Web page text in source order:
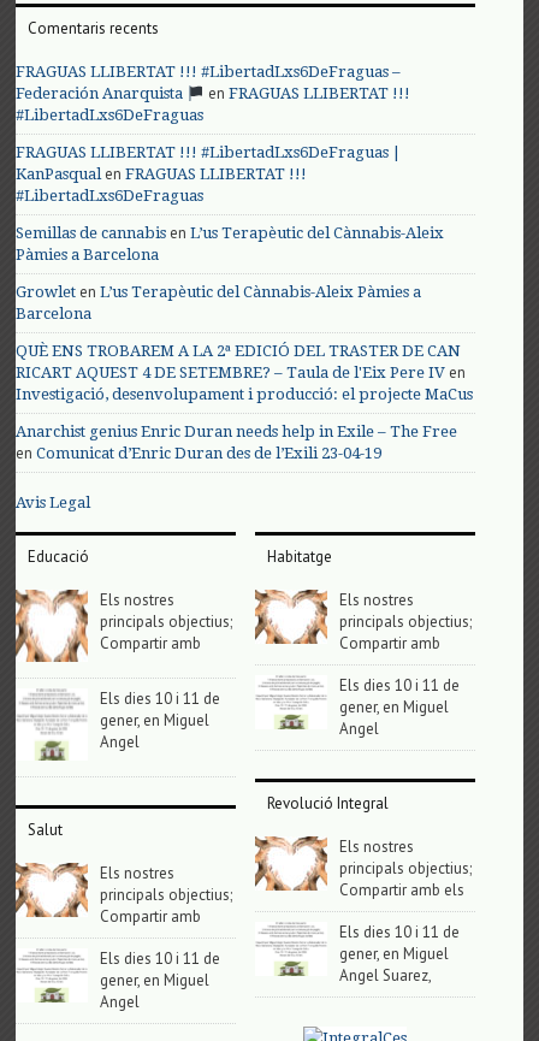
Comentaris recents
FRAGUAS LLIBERTAT !!! #LibertadLxs6DeFraguas –
Federación Anarquista
enFRAGUAS LLIBERTAT !!!
#LibertadLxs6DeFraguas
FRAGUAS LLIBERTAT !!! #LibertadLxs6DeFraguas |
KanPasqualenFRAGUAS LLIBERTAT !!!
#LibertadLxs6DeFraguas
Semillas de cannabis enL’us Terapèutic del Cànnabis-Aleix
Pàmies a Barcelona
Growlet enL’us Terapèutic del Cànnabis-Aleix Pàmies a
Barcelona
QUÈ ENS TROBAREM A LA 2ª EDICIÓ DEL TRASTER DE CAN
RICART AQUEST 4 DE SETEMBRE? – Taula de l'Eix Pere IV en
Investigació, desenvolupament i producció: el projecte MaCus
Anarchist genius Enric Duran needs help in Exile – The Free
enComunicat d’Enric Duran des de l’Exili 23-04-19
Avis Legal
Educació
Els nostres
principals objectius;
Compartir amb
Els dies 10 i 11 de
gener, en Miguel
Angel
Salut
Els nostres
principals objectius;
Compartir amb
Els dies 10 i 11 de
gener, en Miguel
Angel
Habitatge
Els nostres
principals objectius;
Compartir amb
Els dies 10 i 11 de
gener, en Miguel
Angel
Revolució Integral
Els nostres
principals objectius;
Compartir amb els
Els dies 10 i 11 de
gener, en Miguel
Angel Suarez,